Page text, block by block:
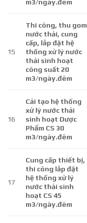
m3/ngày.đêm
15
Thi công, thu gom
nước thải, cung
cấp, lắp đặt hệ
thống xử lý nước
thải sinh hoạt
công suất 20
m3/ngày.đêm
16
Cải tạo hệ thống
xử lý nước thải
sinh hoạt Dược
Phẩm CS 30
m3/ngày.đêm
17
Cung cấp thiết bị,
thi công lắp đặt
hệ thống xử lý
nước thải sinh
hoạt CS 45
m3/ngày.đêm